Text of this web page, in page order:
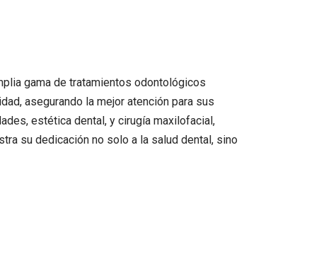
gama de tratamientos odontológicos
asegurando la mejor atención para sus
estética dental, y cirugía maxilofacial,
su dedicación no solo a la salud dental, sino